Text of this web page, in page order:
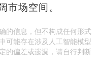
场空间。
的信息，但不构成任何形式
可能存在涉及人工智能模型
的偏差或遗漏，请自行判断